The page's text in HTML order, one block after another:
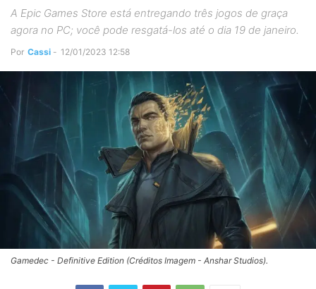
A Epic Games Store está entregando três jogos de graça
agora no PC; você pode resgatá-los até o dia 19 de janeiro.
Por Cassi - 12/01/2023 12:58
Gamedec - Definitive Edition (Créditos Imagem - Anshar Studios).